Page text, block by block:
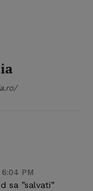
6:04 PM
sa ”salvati”